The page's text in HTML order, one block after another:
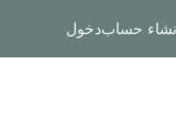
حسابدخول